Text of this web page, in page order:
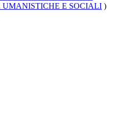
UMANISTICHE E SOCIALI )